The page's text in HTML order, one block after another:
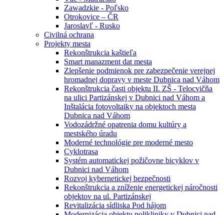
Zawadzkie - Poľsko
Otrokovice – ČR
Jaroslavľ - Rusko
Civilná ochrana
Projekty mesta
Rekonštrukcia kaštieľa
Smart manazment dat mesta
Zlepšenie podmienok pre zabezpečenie verejnej
hromadnej dopravy v meste Dubnica nad Váhom
Rekonštrukcia časti objektu II. ZŠ - Telocvičňa
na ulici Partizánskej v Dubnici nad Váhom a
Inštalácia fotovoltaiky na objektoch mesta
Dubnica nad Váhom
Vodozádržné opatrenia domu kultúry a
mestského úradu
Moderné technológie pre moderné mesto
Cyklotrasa
Systém automatickej požičovne bicyklov v
Dubnici nad Váhom
Rozvoj kybernetickej bezpečnosti
Rekonštrukcia a zníženie energetickej náročnosti
objektov na ul. Partizánskej
Revitalizácia sídliska Pod hájom